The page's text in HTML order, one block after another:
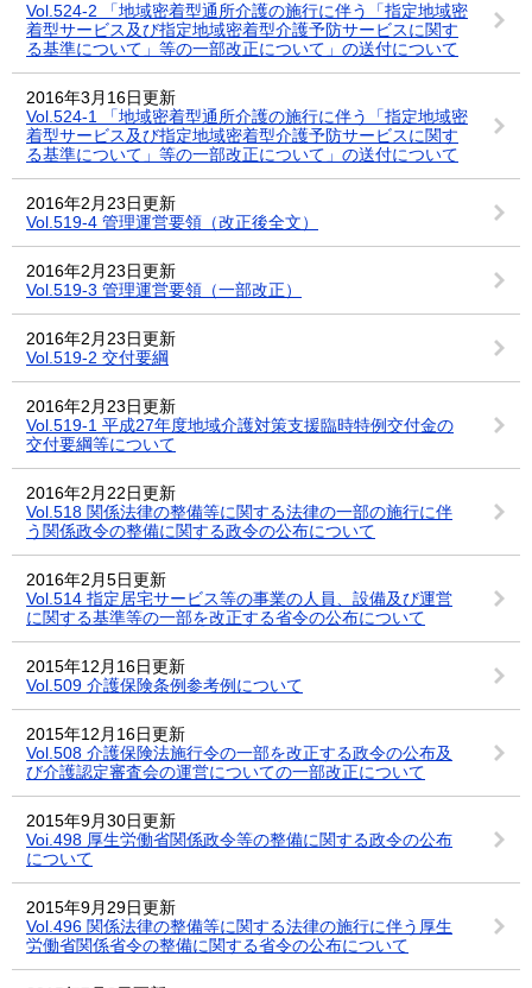
Vol.524-2 「地域密着型通所介護の施行に伴う「指定地域密
着型サービス及び指定地域密着型介護予防サービスに関す
る基準について」等の一部改正について」の送付について
2016年3月16日更新
Vol.524-1 「地域密着型通所介護の施行に伴う「指定地域密
着型サービス及び指定地域密着型介護予防サービスに関す
る基準について」等の一部改正について」の送付について
2016年2月23日更新
Vol.519-4 管理運営要領（改正後全文）
2016年2月23日更新
Vol.519-3 管理運営要領（一部改正）
2016年2月23日更新
Vol.519-2 交付要綱
2016年2月23日更新
Vol.519-1 平成27年度地域介護対策支援臨時特例交付金の
交付要綱等について
2016年2月22日更新
Vol.518 関係法律の整備等に関する法律の一部の施行に伴
う関係政令の整備に関する政令の公布について
2016年2月5日更新
Vol.514 指定居宅サービス等の事業の人員、設備及び運営
に関する基準等の一部を改正する省令の公布について
2015年12月16日更新
Vol.509 介護保険条例参考例について
2015年12月16日更新
Vol.508 介護保険法施行令の一部を改正する政令の公布及
び介護認定審査会の運営についての一部改正について
2015年9月30日更新
Voi.498 厚生労働省関係政令等の整備に関する政令の公布
について
2015年9月29日更新
Vol.496 関係法律の整備等に関する法律の施行に伴う厚生
労働省関係省令の整備に関する省令の公布について